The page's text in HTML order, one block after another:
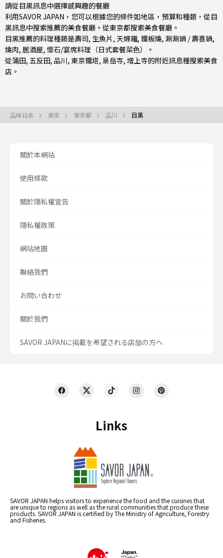
請從目黑訊息中選擇感興趣的餐廳
利用SAVOR JAPAN，您可以根據您的條件如地區，預算和種類，從目
黑訊息中搜索推薦的美食餐廳。從東京都搜索美食餐廳。
目黑推薦的料理種類是壽司, 生魚片 , 天婦羅, 鐵板燒, 涮涮鍋 / 壽喜鍋,
燒肉, 居酒屋, 懷石/宴席料理（日式套餐菜色）
。
從蒲田, 五反田, 品川, 東京鐵塔, 泉岳寺, 增上寺的附近訊息種搜索美食
店。
品味日本 東京 東京都 品川 目黑
Links
SAVOR JAPAN helps visitors to experience the food and the cuisines that
are unique to regions as well as the rural communities that produce these
products. SAVOR JAPAN is certified by The Ministry of Agriculture, Forestry
and Fisheries.
關於本網站
使用條款
關於隱私權宣告
隱私權政策
網站地圖
聯絡我們
お問い合わせ
關於我們
SAVOR JAPANに掲載を希望される店舗の方へ